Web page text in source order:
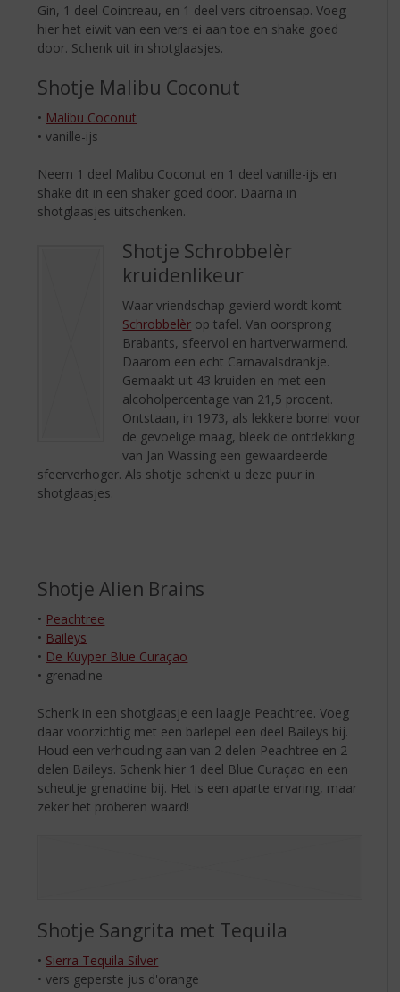
Gin, 1 deel Cointreau, en 1 deel vers citroensap. Voeg
hier het eiwit van een vers ei aan toe en shake goed
door. Schenk uit in shotglaasjes.
Shotje Malibu Coconut
• Malibu Coconut
• vanille-ijs
Neem 1 deel Malibu Coconut en 1 deel vanille-ijs en
shake dit in een shaker goed door. Daarna in
shotglaasjes uitschenken.
Shotje Schrobbelèr
kruidenlikeur
Waar vriendschap gevierd wordt komt
Schrobbelèr op tafel. Van oorsprong
Brabants, sfeervol en hartverwarmend.
Daarom een echt Carnavalsdrankje.
Gemaakt uit 43 kruiden en met een
alcoholpercentage van 21,5 procent.
Ontstaan, in 1973, als lekkere borrel voor
de gevoelige maag, bleek de ontdekking
van Jan Wassing een gewaardeerde
sfeerverhoger. Als shotje schenkt u deze puur in
shotglaasjes.
Shotje Alien Brains
• Peachtree
• Baileys
• De Kuyper Blue Curaçao
• grenadine
Schenk in een shotglaasje een laagje Peachtree. Voeg
daar voorzichtig met een barlepel een deel Baileys bij.
Houd een verhouding aan van 2 delen Peachtree en 2
delen Baileys. Schenk hier 1 deel Blue Curaçao en een
scheutje grenadine bij. Het is een aparte ervaring, maar
zeker het proberen waard!
Shotje Sangrita met Tequila
• Sierra Tequila Silver
• vers geperste jus d'orange